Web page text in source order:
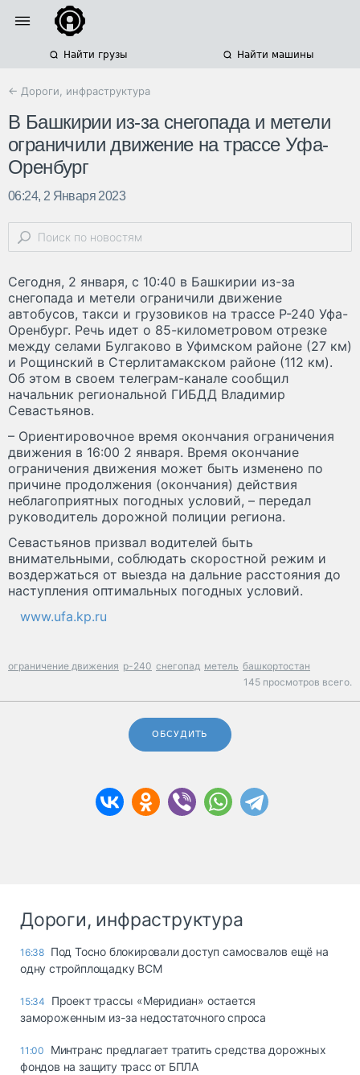
Найти грузы Найти машины
← Дороги, инфраструктура
В Башкирии из-за снегопада и метели
ограничили движение на трассе Уфа-
Оренбург
06:24, 2 Января 2023
Сегодня, 2 января, с 10:40 в Башкирии из-за
снегопада и метели ограничили движение
автобусов, такси и грузовиков на трассе Р-240 Уфа-
Оренбург. Речь идет о 85-километровом отрезке
между селами Булгаково в Уфимском районе (27 км)
и Рощинский в Стерлитамакском районе (112 км).
Об этом в своем телеграм-канале сообщил
начальник региональной ГИБДД Владимир
Севастьянов.
– Ориентировочное время окончания ограничения
движения в 16:00 2 января. Время окончание
ограничения движения может быть изменено по
причине продолжения (окончания) действия
неблагоприятных погодных условий, – передал
руководитель дорожной полиции региона.
Севастьянов призвал водителей быть
внимательными, соблюдать скоростной режим и
воздержаться от выезда на дальние расстояния до
наступления оптимальных погодных условий.
www.ufa.kp.ru
ограничение движения р-240 снегопад метель башкортостан
145 просмотров всего.
ОБСУДИТЬ
Дороги, инфраструктура
16:38 Под Тосно блокировали доступ самосвалов ещё на
одну стройплощадку ВСМ
15:34
Проект трассы «Меридиан» остается
замороженным из-за недостаточного спроса
11:00
Минтранс предлагает тратить средства дорожных
фондов на защиту трасс от БПЛА